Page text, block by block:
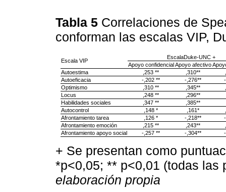
Tabla 5 Correlaciones de
conforman las escalas VIP,
Escala VIP
EscalaDuke-UNC +
Apoyo confidencial Apoyo afectivo
Autoestima
,253 ** ,310**
Autoeficacia
-,202 ** -,276**
Optimismo
,310 ** ,345**
Locus
,248 **
,296**
Habilidades sociales
,347 **
,385**
Autocontrol
,148 * ,161*
Afrontamiento tarea
,126 * -,218**
Afrontamiento emoción
,215 ** ,243**
Afrontamiento apoyo social
-,257 ** -,304**
+ Se presentan como
*p<0,05; ** p<0,01 (todas
elaboración propia